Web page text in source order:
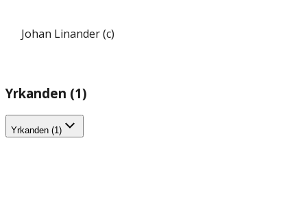
Johan Linander (c)
Yrkanden (1)
Yrkanden (1)